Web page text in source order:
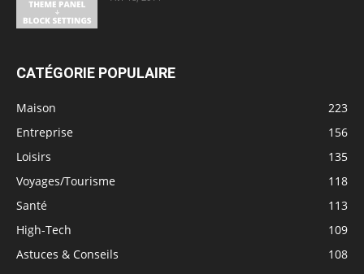
CATÉGORIE POPULAIRE
Maison
223
Entreprise
156
Loisirs
135
Voyages/Tourisme
118
Santé
113
High-Tech
109
Astuces & Conseils
108